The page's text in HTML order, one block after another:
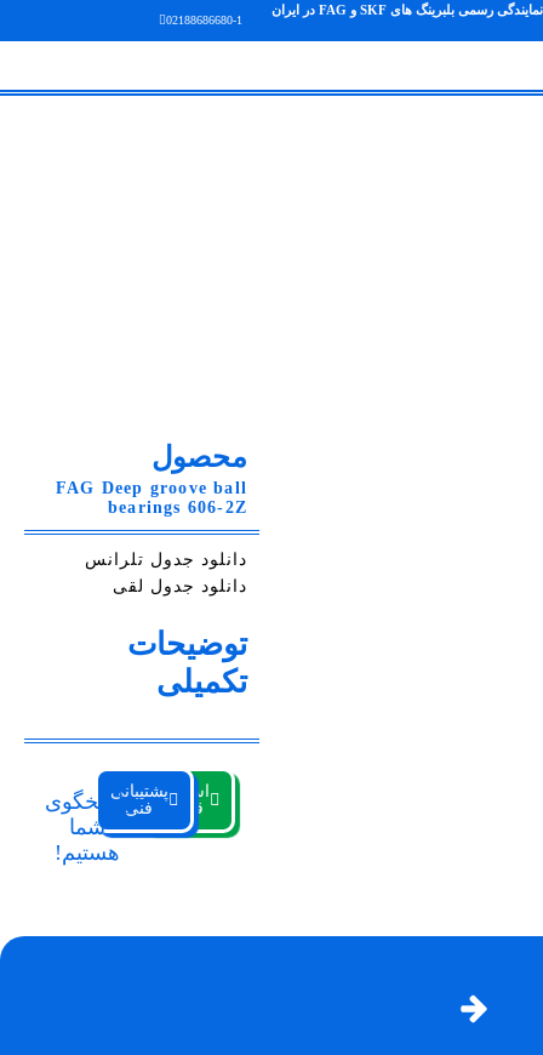
نمایندگی رسمی بلبرینگ های SKF و FAG در ایران
02188686680-1
محصول
FAG Deep groove ball
bearings 606-2Z
دانلود جدول تلرانس
دانلود جدول لقی
توضیحات
تکمیلی
استعلام
قیمت
پشتیبانی
فنیپاسخگوی
شما
هستیم!